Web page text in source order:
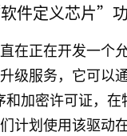
件定义芯片”
在正在开发一个
级服务，它可以
加密许可证，在
计划使用该驱动